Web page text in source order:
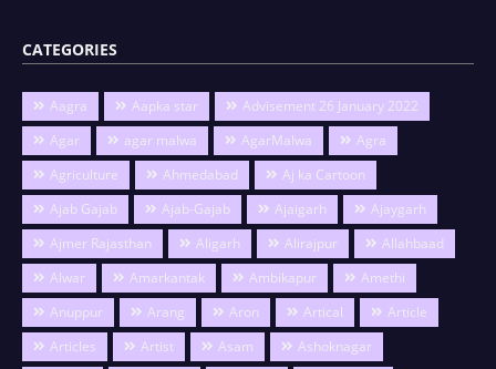
CATEGORIES
Aagra Aapka star
Advisement 26 January 2022
Agar
agar malwa AgarMalwa
Agra
Agriculture
Ahmedabad
Aj ka Cartoon
Ajab Gajab
Ajab-Gajab Ajaigarh
Ajaygarh
Ajmer Rajasthan
Aligarh Alirajpur
Allahbaad
Alwar
Amarkantak Ambikapur
Amethi
Anuppur
Arang Aron Artical
Article
Articles
Artist Asam
Ashoknagar